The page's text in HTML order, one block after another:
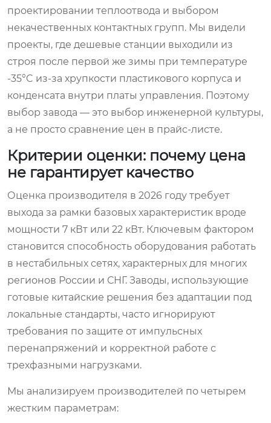
проектировании теплоотвода и выбором
некачественных контактных групп. Мы видели
проекты, где дешевые станции выходили из
строя после первой же зимы при температуре
-35°C из-за хрупкости пластикового корпуса и
конденсата внутри платы управления. Поэтому
выбор завода — это выбор инженерной культуры,
а не просто сравнение цен в прайс-листе.
Критерии оценки: почему цена
не гарантирует качество
Оценка производителя в 2026 году требует
выхода за рамки базовых характеристик вроде
мощности 7 кВт или 22 кВт. Ключевым фактором
становится способность оборудования работать
в нестабильных сетях, характерных для многих
регионов России и СНГ. Заводы, использующие
готовые китайские решения без адаптации под
локальные стандарты, часто игнорируют
требования по защите от импульсных
перенапряжений и корректной работе с
трехфазными нагрузками.
Мы анализируем производителей по четырем
жестким параметрам: